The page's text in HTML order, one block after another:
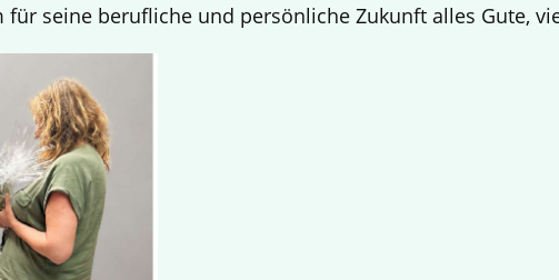
seine berufliche und persönliche Zukunft alles Gute,